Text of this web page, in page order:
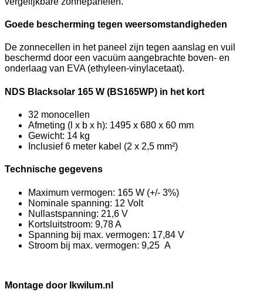
Goede bescherming tegen weersomstandigheden
De zonnecellen in het paneel zijn tegen aanslag en vuil
beschermd door een vacuüm aangebrachte boven- en
onderlaag van EVA (ethyleen-vinylacetaat).
NDS Blacksolar 165 W (BS165WP) in het kort
32 monocellen
Afmeting (l x b x h): 1495 x 680 x 60 mm
Gewicht: 14 kg
Inclusief 6 meter kabel (2 x 2,5 mm²)
Technische gegevens
Maximum vermogen: 165 W (+/- 3%)
Nominale spanning: 12 Volt
Nullastspanning: 21,6 V
Kortsluitstroom: 9,78 A
Spanning bij max. vermogen: 17,84 V
Stroom bij max. vermogen: 9,25 A
Montage door Ikwilum.nl